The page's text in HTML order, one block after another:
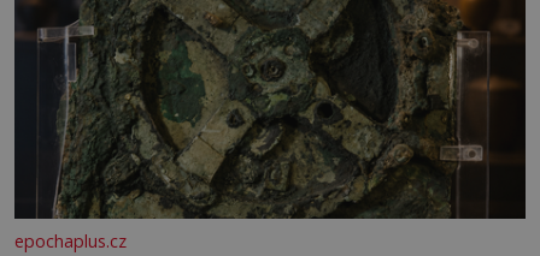
epochaplus.cz